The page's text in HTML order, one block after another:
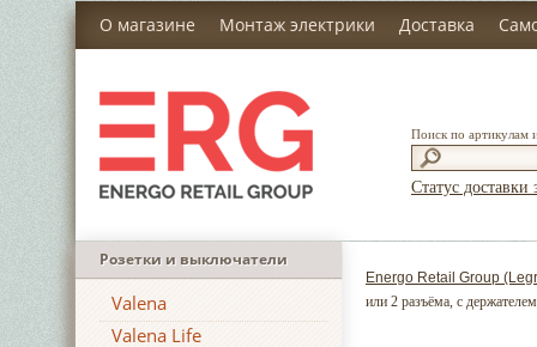
О магазине Монтаж электрики Доставка
Поиск по артикулам
Статус доставки
Розетки и выключатели
Valena
Valena Life
Energo Retail Group
или 2 разъёма, с